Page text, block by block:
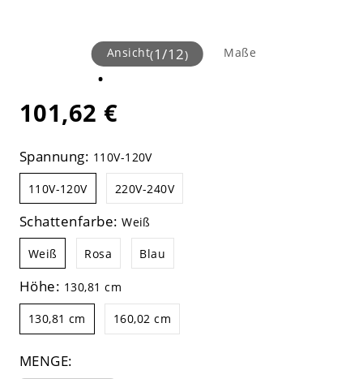
Ansicht(1/12) Maße
101,62 €
Spannung: 110V-120V
110V-120V 220V-240V
Schattenfarbe:Weiß
Weiß Rosa Blau
Höhe: 130,81 cm
130,81 cm 160,02 cm
MENGE: